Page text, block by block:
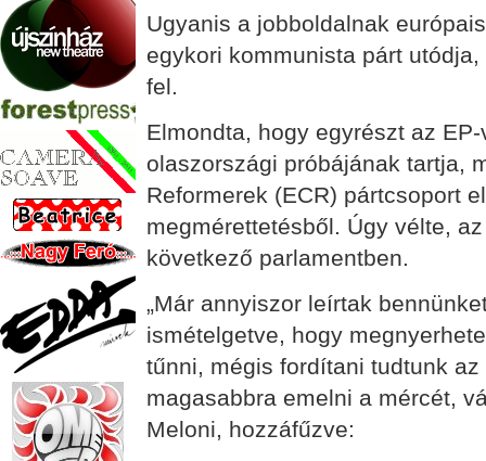
Ugyanis a jobboldalnak
egykori kommunista párt
fel.
Elmondta, hogy egyrészt az
olaszországi próbájának tartja,
Reformerek (ECR) pártcsoport
megmérettetésből. Úgy vélte,
következő parlamentben.
„Már annyiszor leírtak
ismételgetve, hogy
tűnni, mégis fordítani tudtunk
magasabbra emelni a mércét,
Meloni, hozzáfűzve: